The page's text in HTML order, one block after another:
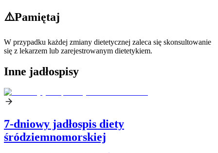
⚠️Pamiętaj
W przypadku każdej zmiany dietetycznej zaleca się skonsultowanie
się z lekarzem lub zarejestrowanym dietetykiem.
Inne jadłospisy
7-dniowy jadłospis diety
śródziemnomorskiej